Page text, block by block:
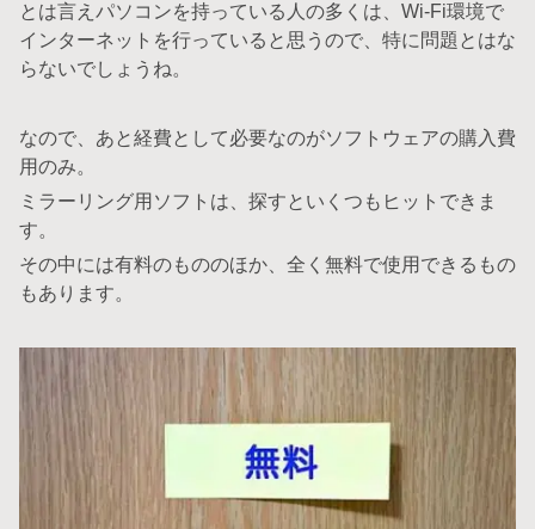
とは言えパソコンを持っている人の多くは、Wi-Fi環境で
インターネットを行っていると思うので、特に問題とはな
らないでしょうね。
なので、あと経費として必要なのがソフトウェアの購入費
用のみ。
ミラーリング用ソフトは、探すといくつもヒットできま
す。
その中には有料のもののほか、全く無料で使用できるもの
もあります。